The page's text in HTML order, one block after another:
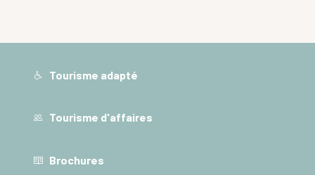
Tourisme adapté
Tourisme d'affaires
Brochures